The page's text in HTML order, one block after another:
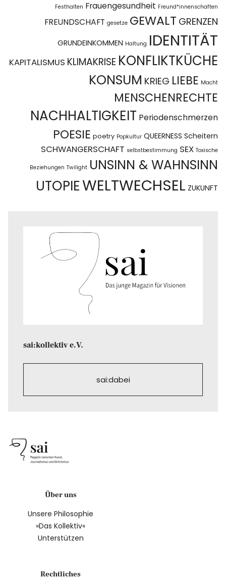
Festhalten Frauengesundheit Freund*innenschaften
FREUNDSCHAFT gesetze GEWALT GRENZEN
GRUNDEINKOMMEN Haltung IDENTITÄT
KAPITALISMUS KLIMAKRISE KONFLIKTKÜCHE
KONSUM KRIEG LIEBE Macht
MENSCHENRECHTE
NACHHALTIGKEIT Periodenschmerzen
POESIE poetry Popkultur QUEERNESS Scheitern
SCHWANGERSCHAFT selbstbestimmung SEX Toxische
Beziehungen Twilight UNSINN & WAHNSINN
UTOPIEWELTWECHSEL ZUKUNFT
sai:kollektiv e.V.
sai:dabei
Über uns
Unsere Philosophie
»Das Kollektiv«
Unterstützen
Rechtliches